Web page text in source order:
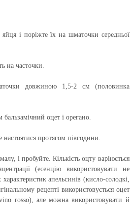
яйця і поріжте їх на шматочки середньої
на часточки.
довжиною 1,5-2 см (половинка
оцет і орегано.
настоятися протягом півгодини.
і пробуйте. Кількість оцту варіюється
(есенцію використовувати не
апельсинів (кисло-солодкі,
рецепті використовується оцет
rosso), але можна використовувати й